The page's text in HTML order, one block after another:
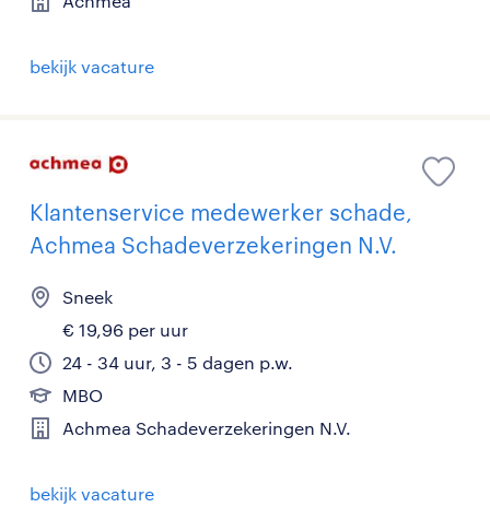
bekijk vacature
Klantenservice medewerker schade,
Achmea Schadeverzekeringen N.V.
Sneek
€ 19,96 per uur
24 - 34 uur, 3 - 5 dagen p.w.
MBO
Achmea Schadeverzekeringen N.V.
bekijk vacature